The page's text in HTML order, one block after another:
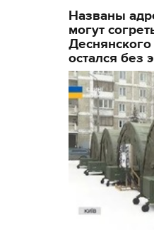
Названы
могут
остался без